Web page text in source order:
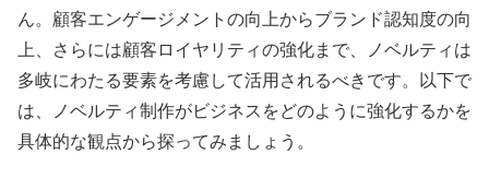
ん。顧客エンゲージメントの向上からブランド認知度の向
上、さらには顧客ロイヤリティの強化まで、ノベルティは
多岐にわたる要素を考慮して活用されるべきです。以下で
は、ノベルティ制作がビジネスをどのように強化するかを
具体的な観点から探ってみましょう。